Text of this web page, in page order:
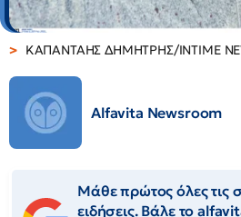
ΚΑΠΑΝΤΑΗΣ ΔΗΜΗΤΡΗΣ/INTIME
Alfavita Newsroom
Μάθε πρώτος όλες τις
ειδήσεις. Βάλε το